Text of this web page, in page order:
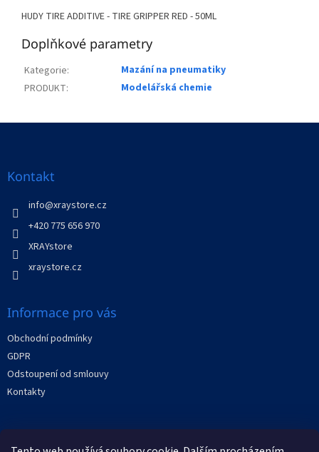
HUDY TIRE ADDITIVE - TIRE GRIPPER RED - 50ML
Doplňkové parametry
Kategorie:
Mazání na pneumatiky
PRODUKT: Modelářská chemie
Kontakt
info@xraystore.cz
+420 775 656 970
XRAYstore
xraystore.cz
Informace pro vás
Obchodní podmínky
GDPR
Odstoupení od smlouvy
Kontakty
Facebook